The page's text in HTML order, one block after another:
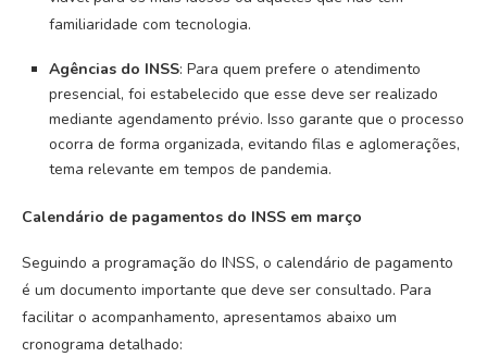
familiaridade com tecnologia.
Agências do INSS: Para quem prefere o atendimento
presencial, foi estabelecido que esse deve ser realizado
mediante agendamento prévio. Isso garante que o processo
ocorra de forma organizada, evitando filas e aglomerações,
tema relevante em tempos de pandemia.
Calendário de pagamentos do INSS em março
Seguindo a programação do INSS, o calendário de pagamento
é um documento importante que deve ser consultado. Para
facilitar o acompanhamento, apresentamos abaixo um
cronograma detalhado: